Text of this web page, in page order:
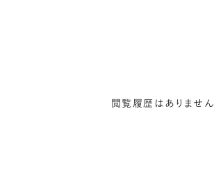
閲覧履歴はありません